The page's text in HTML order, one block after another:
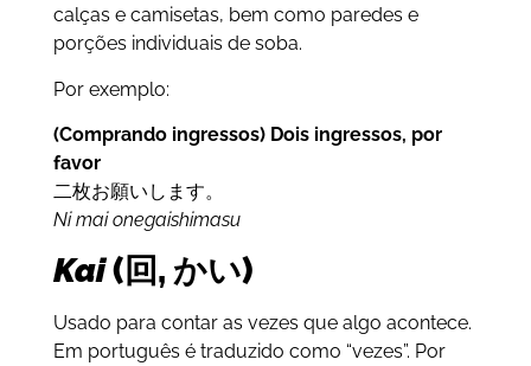
calças e camisetas, bem como paredes e
porções individuais de soba.
Por exemplo:
(Comprando ingressos) Dois ingressos, por
favor
二枚お願いします。
Ni mai onegaishimasu
Kai(回, かい)
Usado para contar as vezes que algo acontece.
Em português é traduzido como “vezes”. Por